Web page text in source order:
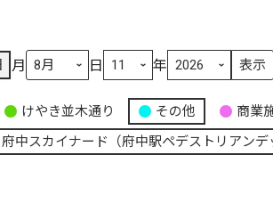
月 日 年
けやき並木通り その他 商業
府中スカイナード（府中駅ペデストリアンデ